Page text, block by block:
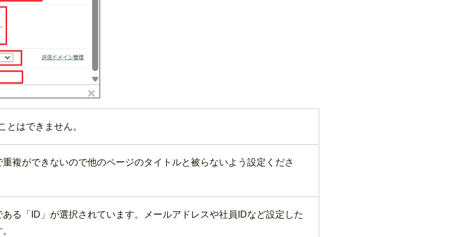
とはできません。
複ができないので他のページのタイトルと被らないよう設定くださ
る「ID」が選択されています。メールアドレスや社員IDなど設定した